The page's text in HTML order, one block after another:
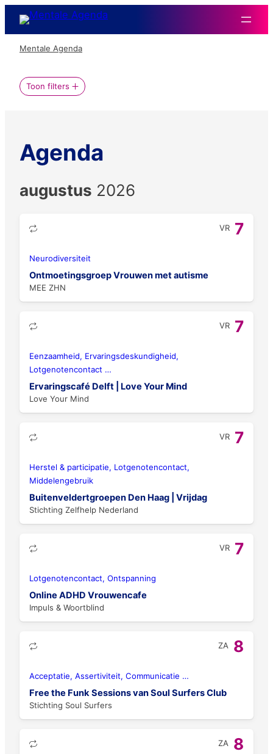
Mentale Agenda
Toon filters
Agenda
augustus 2026
VR 7
Neurodiversiteit
Ontmoetingsgroep Vrouwen met autisme
MEE ZHN
VR 7
Eenzaamheid, Ervaringsdeskundigheid,
Lotgenotencontact …
Ervaringscafé Delft | Love Your Mind
Love Your Mind
VR 7
Herstel & participatie, Lotgenotencontact,
Middelengebruik
Buitenveldertgroepen Den Haag | Vrijdag
Stichting Zelfhelp Nederland
VR 7
Lotgenotencontact, Ontspanning
Online ADHD Vrouwencafe
Impuls & Woortblind
ZA 8
Acceptatie, Assertiviteit, Communicatie …
Free the Funk Sessions van Soul Surfers Club
Stichting Soul Surfers
ZA 8